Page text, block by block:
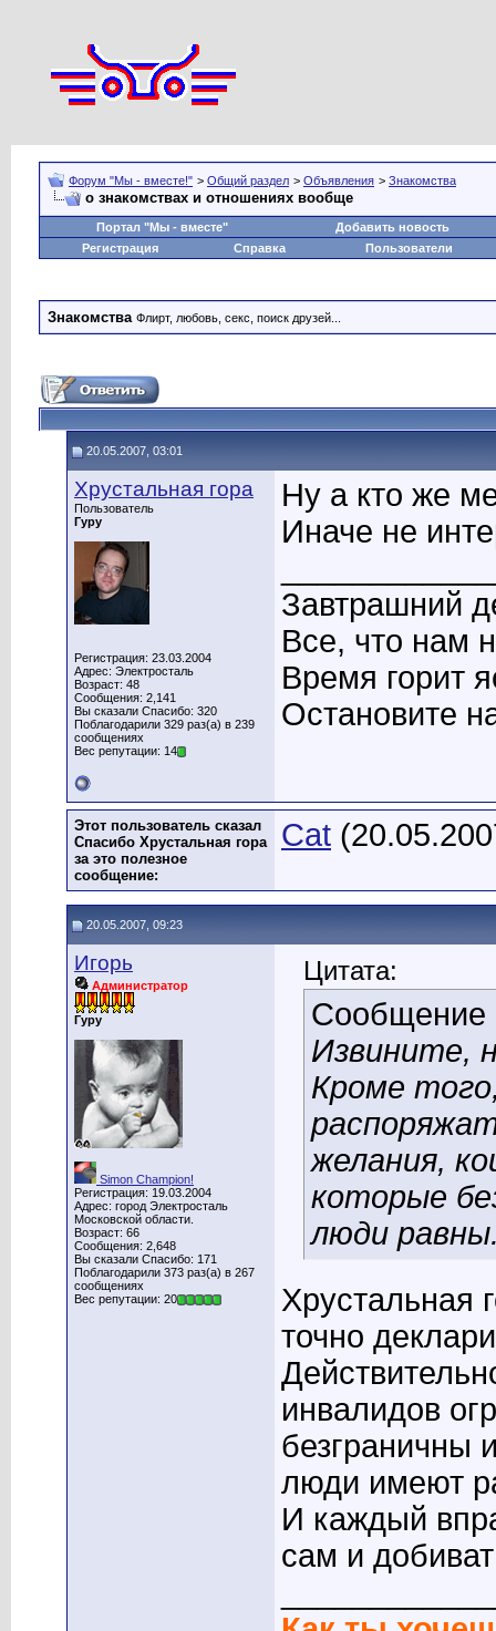
Форум "Мы - вместе!" > Общий раздел > Объявления > Знакомства
о знакомствах и отношениях вообще
Портал "Мы - вместе"
Добавить новость
Регистрация
Справка Пользователи
Знакомства Флирт, любовь, секс, поиск друзей...
20.05.2007, 03:01
Хрустальная гора
Пользователь
Гуру
Регистрация: 23.03.2004
Адрес: Электросталь
Возраст: 48
Сообщения: 2,141
Вы сказали Спасибо: 320
Поблагодарили 329 раз(а) в 239
сообщениях
Вес репутации: 14
Ну а кто же
Иначе не
Завтрашний
Все, что нам
Время горит
Остановите
Этот пользователь сказал
Спасибо Хрустальная гора
за это полезное
сообщение:
Cat
20.05.2007, 09:23
Игорь
Администратор
Гуру
Simon Champion!
Регистрация: 19.03.2004
Адрес: город Электросталь
Московской области.
Возраст: 66
Сообщения: 2,648
Вы сказали Спасибо: 171
Поблагодарили 373 раз(а) в 267
сообщениях
Вес репутации: 20
Цитата:
Сообщение
Извините,
Кроме
желания,
которые
люди
Хрустальная
точно
инвалидов
безграничны
люди имеют
И каждый
сам и